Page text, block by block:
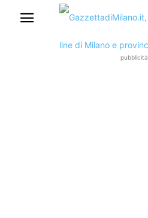
pubblicità